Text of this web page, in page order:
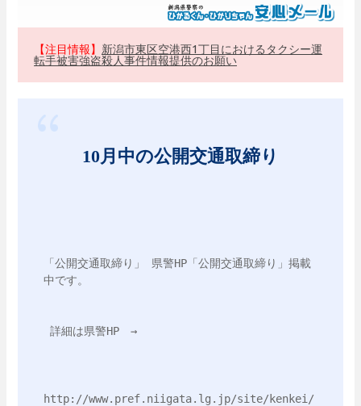
【注目情報】 新潟市東区空港西1丁目におけるタクシー運
転手被害強盗殺人事件情報提供のお願い
10月中の公開交通取締り
「公開交通取締り」 県警HP「公開交通取締り」掲載
中です。
詳細は県警HP　→
http://www.pref.niigata.lg.jp/site/kenkei/